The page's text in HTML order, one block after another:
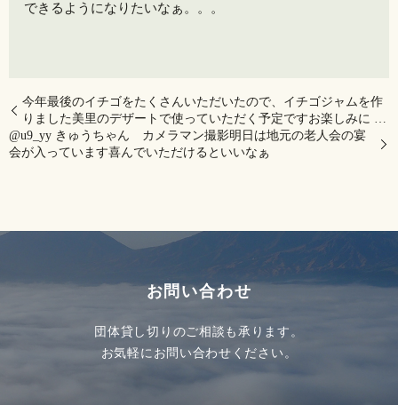
できるようになりたいなぁ。。。
今年最後のイチゴをたくさんいただいたので、イチゴジャムを作
りました美里のデザートで使っていただく予定ですお楽しみに …
@u9_yy きゅうちゃん カメラマン撮影明日は地元の老人会の宴
会が入っています喜んでいただけるといいなぁ️
お問い合わせ
団体貸し切りのご相談も承ります。
お気軽にお問い合わせください。